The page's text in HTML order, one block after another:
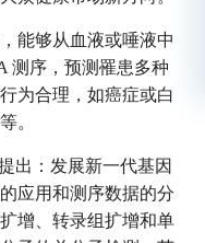
能够从血液或唾液中
测序，预测罹患多种
为合理，如癌症或白
。
出：发展新一代基因
应用和测序数据的分
增、转录组扩增和单